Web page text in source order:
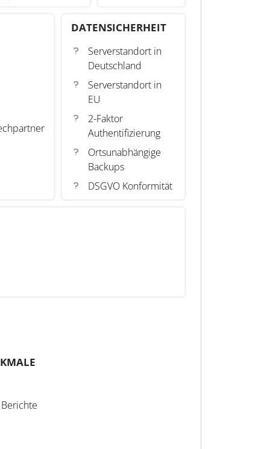
DATENSICHERHEIT
Serverstandort in
Deutschland
Serverstandort in
EU
2-Faktor
Authentifizierung
Ortsunabhängige
Backups
DSGVO Konformität